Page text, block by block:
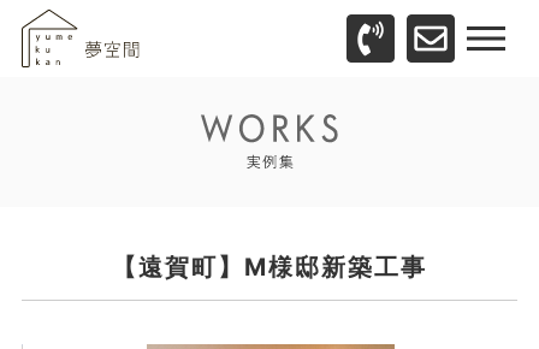
【遠賀町】M様邸新築工事